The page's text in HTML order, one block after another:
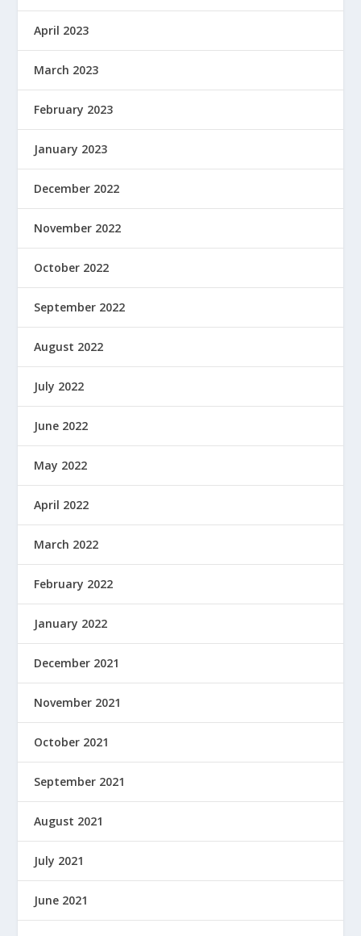
April 2023
March 2023
February 2023
January 2023
December 2022
November 2022
October 2022
September 2022
August 2022
July 2022
June 2022
May 2022
April 2022
March 2022
February 2022
January 2022
December 2021
November 2021
October 2021
September 2021
August 2021
July 2021
June 2021